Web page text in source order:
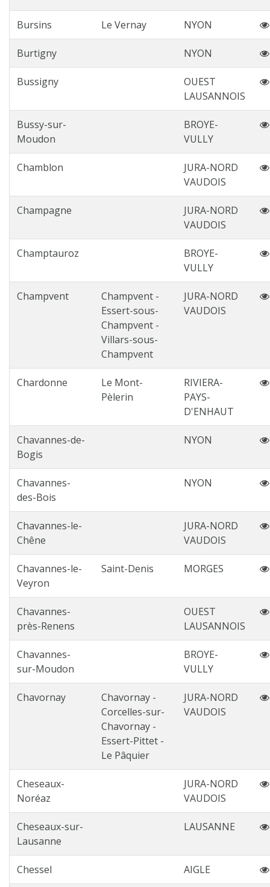
Bursins Le Vernay NYON
Burtigny NYON
Bussigny
OUEST
LAUSANNOIS
Bussy-sur-
Moudon
BROYE-
VULLY
Chamblon
JURA-NORD
VAUDOIS
Champagne
JURA-NORD
VAUDOIS
Champtauroz
BROYE-
VULLY
Champvent
Champvent -
Essert-sous-
Champvent -
Villars-sous-
Champvent
JURA-NORD
VAUDOIS
Chardonne
Le Mont-
Pèlerin
RIVIERA-
PAYS-
D'ENHAUT
Chavannes-de-
Bogis
NYON
Chavannes-
des-Bois
NYON
Chavannes-le-
Chêne
JURA-NORD
VAUDOIS
Chavannes-le-
Veyron
Saint-Denis MORGES
Chavannes-
près-Renens
OUEST
LAUSANNOIS
Chavannes-
sur-Moudon
BROYE-
VULLY
Chavornay
Chavornay -
Corcelles-sur-
Chavornay -
Essert-Pittet -
Le Pâquier
JURA-NORD
VAUDOIS
Cheseaux-
Noréaz
JURA-NORD
VAUDOIS
Cheseaux-sur-
Lausanne
LAUSANNE
Chessel AIGLE